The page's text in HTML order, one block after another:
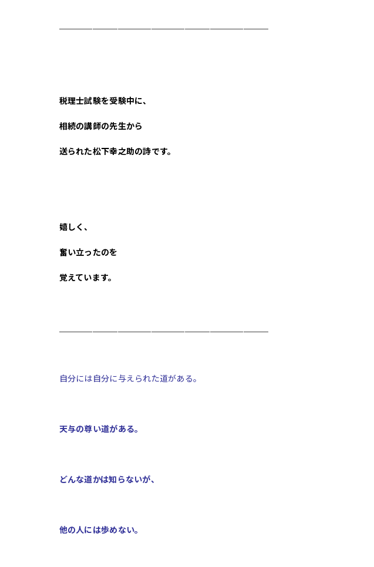
税理士試験を受験中に、
相続の講師の先生から
送られた松下幸之助の詩です。
嬉しく、
奮い立ったのを
覚えています。
自分には自分に与えられた道がある。
天与の尊い道がある。
どんな道かは知らないが、
他の人には歩めない。